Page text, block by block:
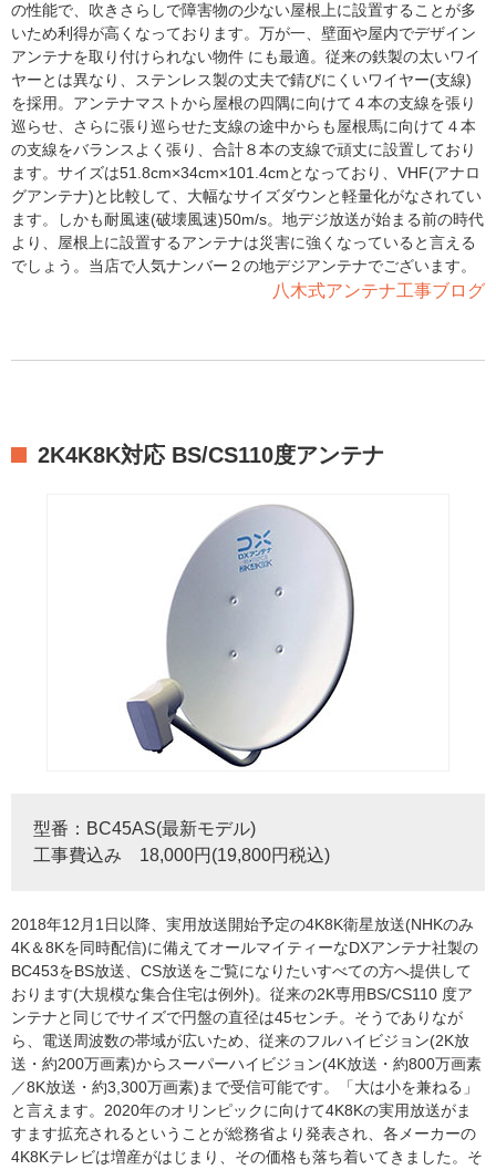
の性能で、吹きさらしで障害物の少ない屋根上に設置することが多
いため利得が高くなっております。万が一、壁面や屋内でデザイン
アンテナを取り付けられない物件 にも最適。従来の鉄製の太いワイ
ヤーとは異なり、ステンレス製の丈夫で錆びにくいワイヤー(支線)
を採用。アンテナマストから屋根の四隅に向けて４本の支線を張り
巡らせ、さらに張り巡らせた支線の途中からも屋根馬に向けて４本
の支線をバランスよく張り、合計８本の支線で頑丈に設置しており
ます。サイズは51.8cm×34cm×101.4cmとなっており、VHF(アナロ
グアンテナ)と比較して、大幅なサイズダウンと軽量化がなされてい
ます。しかも耐風速(破壊風速)50m/s。地デジ放送が始まる前の時代
より、屋根上に設置するアンテナは災害に強くなっていると言える
でしょう。当店で人気ナンバー２の地デジアンテナでございます。
八木式アンテナ工事ブログ
2K4K8K対応 BS/CS110度アンテナ
型番：BC45AS(最新モデル)
工事費込み 18,000円(19,800円税込)
2018年12月1日以降、実用放送開始予定の4K8K衛星放送(NHKのみ
4K＆8Kを同時配信)に備えてオールマイティーなDXアンテナ社製の
BC453をBS放送、CS放送をご覧になりたいすべての方へ提供して
おります(大規模な集合住宅は例外)。従来の2K専用BS/CS110 度ア
ンテナと同じでサイズで円盤の直径は45センチ。そうでありなが
ら、電送周波数の帯域が広いため、従来のフルハイビジョン(2K放
送・約200万画素)からスーパーハイビジョン(4K放送・約800万画素
／8K放送・約3,300万画素)まで受信可能です。「大は小を兼ねる」
と言えます。2020年のオリンピックに向けて4K8Kの実用放送がま
すます拡充されるということが総務省より発表され、各メーカーの
4K8Kテレビは増産がはじまり、その価格も落ち着いてきました。そ